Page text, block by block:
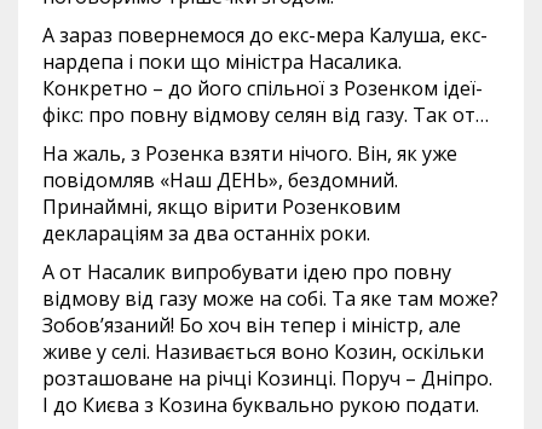
А зараз повернемося до екс-мера Калуша, екс-
нардепа і поки що міністра Насалика.
Конкретно – до його спільної з Розенком ідеї-
фікс: про повну відмову селян від газу. Так от…
На жаль, з Розенка взяти нічого. Він, як уже
повідомляв «Наш ДЕНЬ», бездомний.
Принаймні, якщо вірити Розенковим
деклараціям за два останніх роки.
А от Насалик випробувати ідею про повну
відмову від газу може на собі. Та яке там може?
Зобов’язаний! Бо хоч він тепер і міністр, але
живе у селі. Називається воно Козин, оскільки
розташоване на річці Козинці. Поруч – Дніпро.
І до Києва з Козина буквально рукою подати.